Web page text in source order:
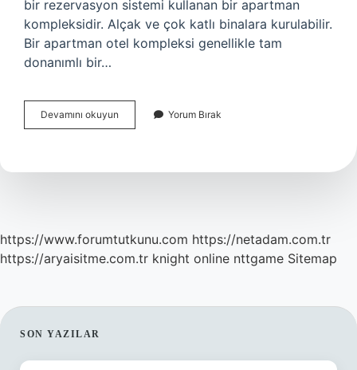
bir rezervasyon sistemi kullanan bir apartman
kompleksidir. Alçak ve çok katlı binalara kurulabilir.
Bir apartman otel kompleksi genellikle tam
donanımlı bir…
Devamını okuyun
Otel
Kaç
Yorum Bırak
https://www.forumtutkunu.com https://netadam.com.tr
https://aryaisitme.com.tr knight online nttgame Sitemap
SIDEBAR
SON YAZILAR